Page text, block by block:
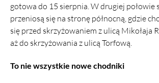
gotowa do 15 sierpnia. W drugiej połowie
przeniosą się na stronę północną, gdzie
się przed skrzyżowaniem z ulicą Mikołaja
aż do skrzyżowania z ulicą Torfową.
To nie wszystkie nowe chodniki